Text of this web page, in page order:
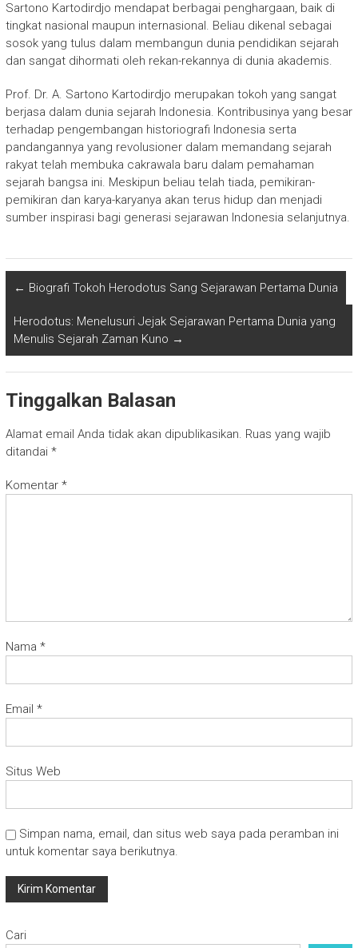
Sartono Kartodirdjo mendapat berbagai penghargaan, baik di
tingkat nasional maupun internasional. Beliau dikenal sebagai
sosok yang tulus dalam membangun dunia pendidikan sejarah
dan sangat dihormati oleh rekan-rekannya di dunia akademis.
Prof. Dr. A. Sartono Kartodirdjo merupakan tokoh yang sangat
berjasa dalam dunia sejarah Indonesia. Kontribusinya yang besar
terhadap pengembangan historiografi Indonesia serta
pandangannya yang revolusioner dalam memandang sejarah
rakyat telah membuka cakrawala baru dalam pemahaman
sejarah bangsa ini. Meskipun beliau telah tiada, pemikiran-
pemikiran dan karya-karyanya akan terus hidup dan menjadi
sumber inspirasi bagi generasi sejarawan Indonesia selanjutnya.
← Biografi Tokoh Herodotus Sang Sejarawan Pertama Dunia
Herodotus: Menelusuri Jejak Sejarawan Pertama Dunia yang
Menulis Sejarah Zaman Kuno →
Tinggalkan Balasan
Alamat email Anda tidak akan dipublikasikan. Ruas yang wajib
ditandai *
Komentar *
Nama *
Email *
Situs Web
Simpan nama, email, dan situs web saya pada peramban ini
untuk komentar saya berikutnya.
Cari